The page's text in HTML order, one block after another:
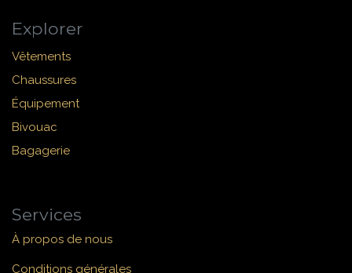
Explorer
Vêtements
Chaussures
Équipement
Bivouac
Bagagerie
Services
À propos de nous
Conditions générales